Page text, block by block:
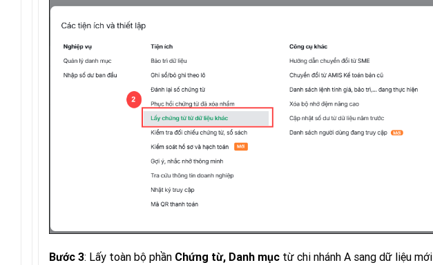
Bước 3: Lấy toàn bộ phần Chứng từ, Danh mục từ chi nhánh A sang dữ liệu mới